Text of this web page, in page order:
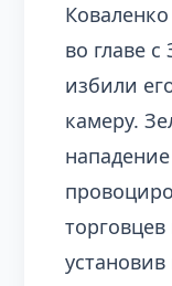
во главе
избили
камеру.